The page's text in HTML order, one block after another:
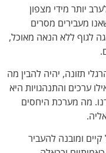
יותר מידי מצפון
מעבירים מסרים
לגוף ללא הנאה מאוכל,
תזונה, יהיה להבין מה
ערכים והתנהגויות היא
מה מערכת היחסים
קיים ומובנה להעביר